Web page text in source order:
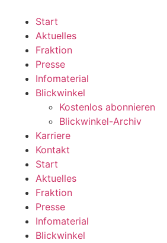
wechseln
Start
Aktuelles
Fraktion
Presse
Infomaterial
Blickwinkel
Kostenlos abonnieren
Blickwinkel-Archiv
Karriere
Kontakt
Start
Aktuelles
Fraktion
Presse
Infomaterial
Blickwinkel